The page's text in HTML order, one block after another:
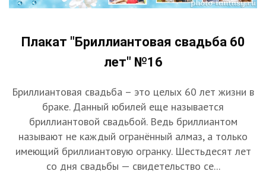
Плакат "Бриллиантовая свадьба 60
лет" №16
Бриллиантовая свадьба – это целых 60 лет жизни в
браке. Данный юбилей еще называется
бриллиантовой свадьбой. Ведь бриллиантом
называют не каждый огранённый алмаз, а только
имеющий бриллиантовую огранку. Шестьдесят лет
со дня свадьбы — свидетельство се...